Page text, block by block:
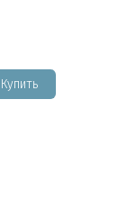
Купить